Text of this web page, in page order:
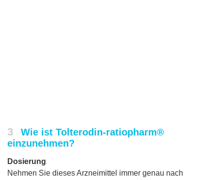
3
Wie ist Tolterodin-ratiopharm®
einzunehmen?
Dosierung
Nehmen Sie dieses Arzneimittel immer genau nach